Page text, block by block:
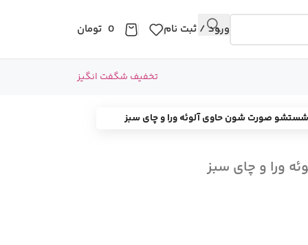
ورود / ثبت نام 0 تومان
تخفیف شگفت انگیز
صورت شون حاوی آلوئه ورا و چای سبز
ورا و چای سبز